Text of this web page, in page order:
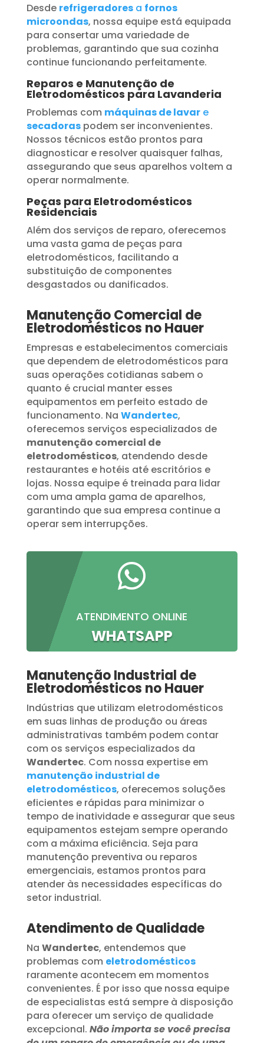
Desde refrigeradoresa fornos
microondas, nossa equipe está equipada
para consertar uma variedade de
problemas, garantindo que sua cozinha
continue funcionando perfeitamente.
Reparos e Manutenção de
Eletrodomésticos para Lavanderia
Problemas com máquinas de lavare
secadoraspodem ser inconvenientes.
Nossos técnicos estão prontos para
diagnosticar e resolver quaisquer falhas,
assegurando que seus aparelhos voltem a
operar normalmente.
Peças para Eletrodomésticos
Residenciais
Além dos serviços de reparo, oferecemos
uma vasta gama de peças para
eletrodomésticos, facilitando a
substituição de componentes
desgastados ou danificados.
Manutenção Comercial de
Eletrodomésticos no Hauer
Empresas e estabelecimentos comerciais
que dependem de eletrodomésticos para
suas operações cotidianas sabem o
quanto é crucial manter esses
equipamentos em perfeito estado de
funcionamento. Na Wandertec,
oferecemos serviços especializados de
manutenção comercial de
eletrodomésticos, atendendo desde
restaurantes e hotéis até escritórios e
lojas. Nossa equipe é treinada para lidar
com uma ampla gama de aparelhos,
garantindo que sua empresa continue a
operar sem interrupções.

ATENDIMENTO ONLINE
WHATSAPP
Manutenção Industrial de
Eletrodomésticos no Hauer
Indústrias que utilizam eletrodomésticos
em suas linhas de produção ou áreas
administrativas também podem contar
com os serviços especializados da
Wandertec. Com nossa expertise em
manutenção industrial de
eletrodomésticos, oferecemos soluções
eficientes e rápidas para minimizar o
tempo de inatividade e assegurar que seus
equipamentos estejam sempre operando
com a máxima eficiência. Seja para
manutenção preventiva ou reparos
emergenciais, estamos prontos para
atender às necessidades específicas do
setor industrial.
Atendimento de Qualidade
Na Wandertec, entendemos que
problemas com eletrodomésticos
raramente acontecem em momentos
convenientes. É por isso que nossa equipe
de especialistas está sempre à disposição
para oferecer um serviço de qualidade
excepcional. Não importa se você precisa